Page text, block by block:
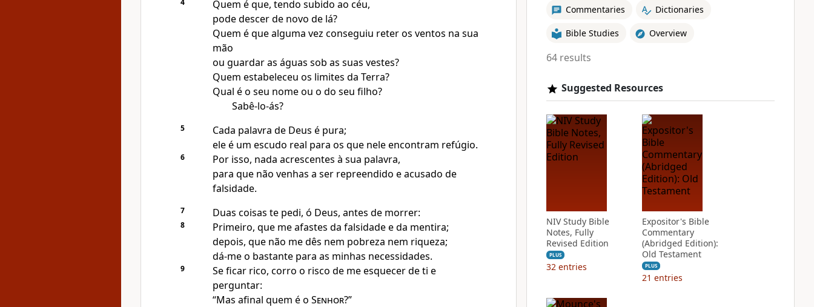
4
Quem é que, tendo subido ao céu,
pode descer de novo de lá?
Quem é que alguma vez conseguiu reter os ventos na sua
mão
ou guardar as águas sob as suas vestes?
Quem estabeleceu os limites da Terra?
Qual é o seu nome ou o do seu filho?
Sabê-lo-ás?
5
Cada palavra de Deus é pura;
ele é um escudo real para os que nele encontram refúgio.
6
Por isso, nada acrescentes à sua palavra,
para que não venhas a ser repreendido e acusado de
falsidade.
7 Duas coisas te pedi, ó Deus, antes de morrer:
8
Primeiro, que me afastes da falsidade e da mentira;
depois, que não me dês nem pobreza nem riqueza;
dá-me o bastante para as minhas necessidades.
9
Se ficar rico, corro o risco de me esquecer de ti e
perguntar:
“Mas afinal quem é o Senhor?”
Commentaries Dictionaries
Bible Studies Overview
64 results
Suggested Resources
NIV Study Bible
Notes, Fully
Revised Edition
PLUS
32 entries
Expositor's Bible
Commentary
(Abridged Edition):
Old Testament
PLUS
21 entries